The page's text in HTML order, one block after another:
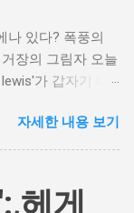
나 있다? 폭풍의
장의 그림자 오늘
가 갑자기 떠
오르내리는 걸까
제작하고 주연을
면에는 '연기'라
자세한 내용 보기
헤게